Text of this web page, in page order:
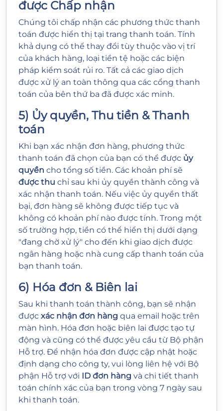
được Chấp nhận
Chúng tôi chấp nhận các phương thức thanh
toán được hiển thị tại trang thanh toán. Tính
khả dụng có thể thay đổi tùy thuộc vào vị trí
của khách hàng, loại tiền tệ hoặc các biện
pháp kiểm soát rủi ro. Tất cả các giao dịch
được xử lý an toàn thông qua các cổng thanh
toán của bên thứ ba đã được xác minh.
5) Ủy quyền, Thu tiền & Thanh
toán
Khi bạn xác nhận đơn hàng, phương thức
thanh toán đã chọn của bạn có thể được ủy
quyền cho tổng số tiền. Các khoản phí sẽ
được thu chỉ sau khi ủy quyền thành công và
xác nhận thanh toán. Nếu việc ủy quyền thất
bại, đơn hàng sẽ không được tiếp tục và
không có khoản phí nào được tính. Trong một
số trường hợp, tiền có thể hiển thị dưới dạng
"đang chờ xử lý" cho đến khi giao dịch được
ngân hàng hoặc nhà cung cấp thanh toán của
bạn thanh toán.
6) Hóa đơn & Biên lai
Sau khi thanh toán thành công, bạn sẽ nhận
được xác nhận đơn hàng qua email hoặc trên
màn hình. Hóa đơn hoặc biên lai được tạo tự
động và cũng có thể được yêu cầu từ Bộ phận
Hỗ trợ. Để nhận hóa đơn được cập nhật hoặc
định dạng cho công ty, vui lòng liên hệ với Bộ
phận Hỗ trợ với ID đơn hàng và chi tiết thanh
toán chính xác của bạn trong vòng 7 ngày sau
khi thanh toán.